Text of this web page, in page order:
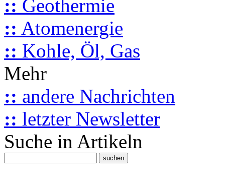
:: Geothermie
:: Atomenergie
:: Kohle, Öl, Gas
Mehr
:: andere Nachrichten
:: letzter Newsletter
Suche in Artikeln